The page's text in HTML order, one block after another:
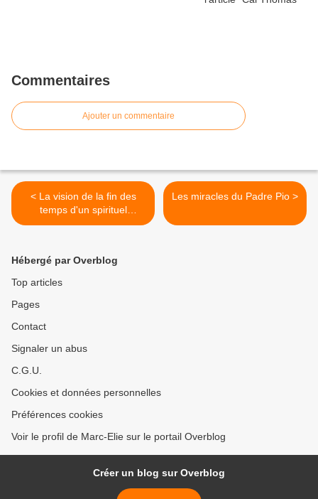
Commentaires
Ajouter un commentaire
< La vision de la fin des
temps d'un spirituel
orthodoxe
Les miracles du Padre Pio >
Hébergé par Overblog
Top articles
Pages
Contact
Signaler un abus
C.G.U.
Cookies et données personnelles
Préférences cookies
Voir le profil de Marc-Elie sur le portail Overblog
Créer un blog sur Overblog